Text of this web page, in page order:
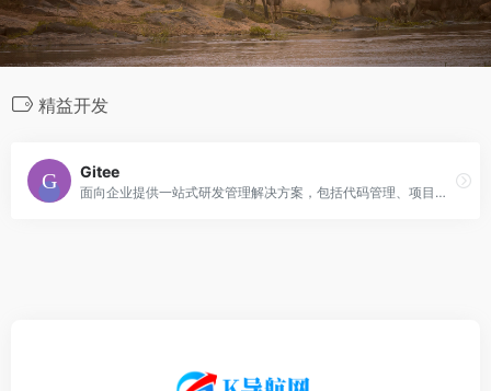
精益开发
Gitee
面向企业提供一站式研发管理解决方案，包括代码管理、项目管理、文档协作、测试管理、CICD、效能度量等多个模块，支持SaaS、私有化等多种部署方式